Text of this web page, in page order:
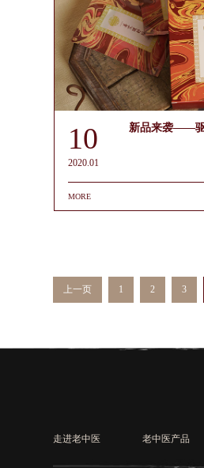
10
2020.01
新品来袭——驱
MORE
上一页 1 2 3
走进老中医 老中医产品